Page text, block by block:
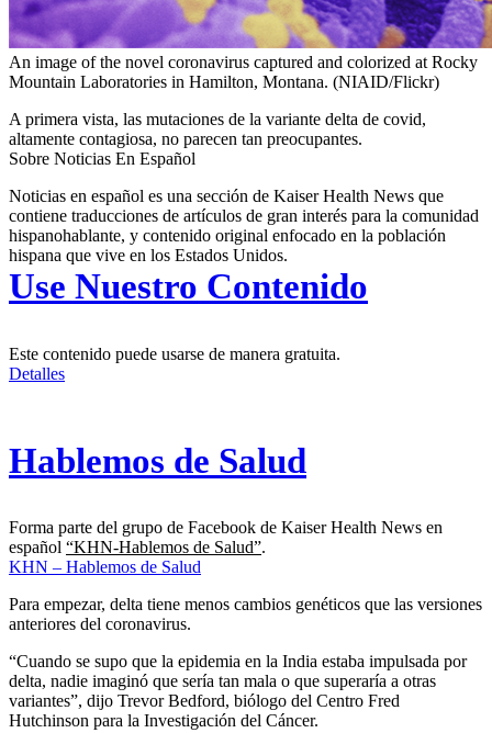
An image of the novel coronavirus captured and colorized at Rocky
Mountain Laboratories in Hamilton, Montana. (NIAID/Flickr)
A primera vista, las mutaciones de la variante delta de covid,
altamente contagiosa, no parecen tan preocupantes.
Sobre Noticias En Español
Noticias en español es una sección de Kaiser Health News que
contiene traducciones de artículos de gran interés para la comunidad
hispanohablante, y contenido original enfocado en la población
hispana que vive en los Estados Unidos.
Use Nuestro Contenido
Este contenido puede usarse de manera gratuita.
Detalles
Hablemos de Salud
Forma parte del grupo de Facebook de Kaiser Health News en
español “KHN-Hablemos de Salud”.
KHN – Hablemos de Salud
Para empezar, delta tiene menos cambios genéticos que las versiones
anteriores del coronavirus.
“Cuando se supo que la epidemia en la India estaba impulsada por
delta, nadie imaginó que sería tan mala o que superaría a otras
variantes”, dijo Trevor Bedford, biólogo del Centro Fred
Hutchinson para la Investigación del Cáncer.